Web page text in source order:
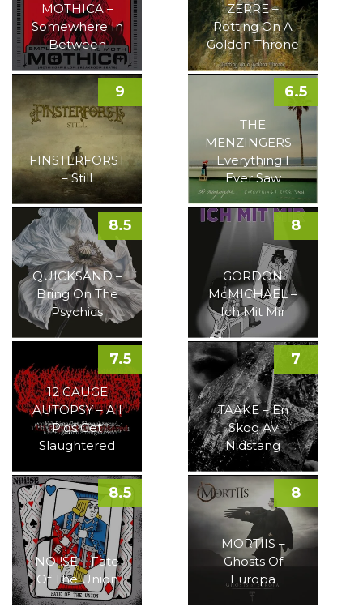
MOTHICA –
Somewhere In
Between
ZERRE –
Rotting On A
Golden Throne
FINSTERFORST
– Still
9
THE
MENZINGERS –
Everything I
Ever Saw
6.5
QUICKSAND –
Bring On The
Psychics
8.5
GORDON
McMICHAEL –
Ich Mit Mir
8
12 GAUGE
AUTOPSY – All
Pigs Get
Slaughtered
7.5
TAAKE – En
Skog Av
Nidstang
7
NOI!SE – Fate
Of The Union
8.5
MORTIIS –
Ghosts Of
Europa
8